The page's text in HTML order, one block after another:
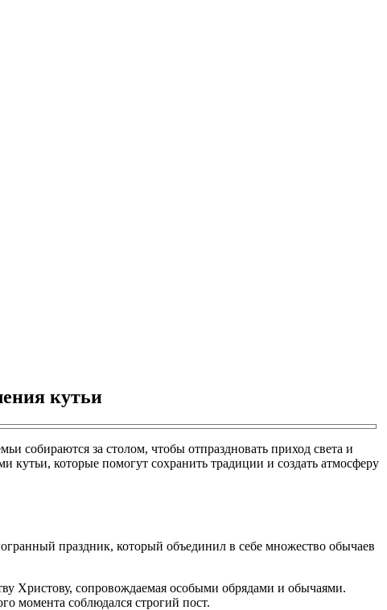
кутьи
собираются за столом, чтобы отпраздновать приход света и
кутьи, которые помогут сохранить традиции и создать атмосферу
праздник, который объединил в себе множество обычаев
Христову, сопровождаемая особыми обрядами и обычаями.
момента соблюдался строгий пост.